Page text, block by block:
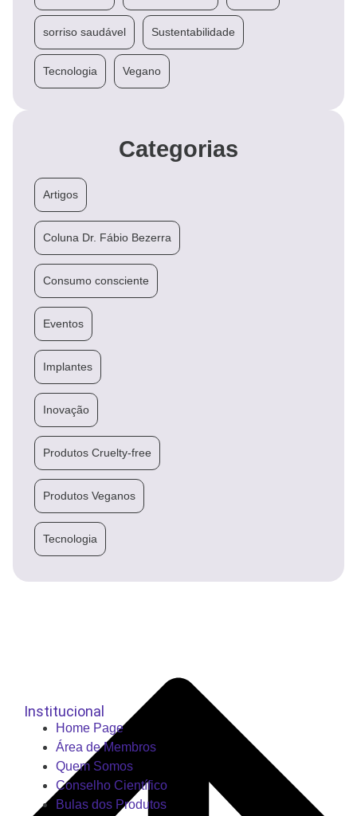
sorriso saudável Sustentabilidade
Tecnologia Vegano
Categorias
Artigos
Coluna Dr. Fábio Bezerra
Consumo consciente
Eventos
Implantes
Inovação
Produtos Cruelty-free
Produtos Veganos
Tecnologia
Institucional
Home Page
Área de Membros
Quem Somos
Conselho Científico
Bulas dos Produtos